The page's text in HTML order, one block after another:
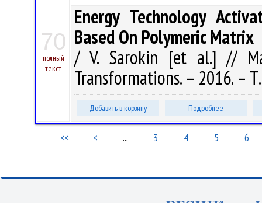
70
полный
текст
Energy Technology
Based On Polymeric Matrix
/ V. Sarokin [et al.] //
Transformations. – 2016. –
Добавить в корзину Подробнее
<< < ... 3 4 5 6